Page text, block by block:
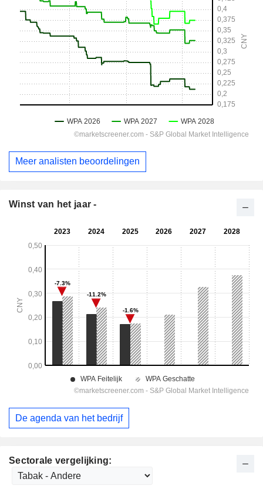
Sectorale vergelijking:
Meer analisten beoordelingen
Winst van het jaar -
De agenda van het bedrijf